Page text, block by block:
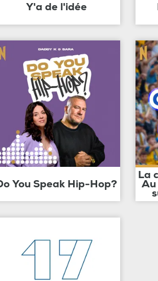
Y'a de l'idée
You Speak Hip-Hop?
La
Au